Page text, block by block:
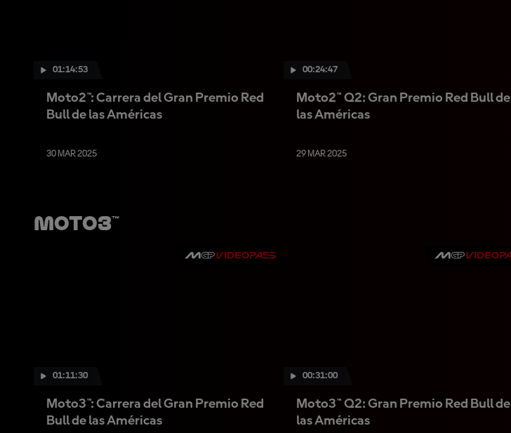
01:14:53
Moto2™: Carrera del Gran Premio Red
Bull de las Américas
30 MAR 2025
00:24:47
Moto2™ Q2: Gran Premio Red Bull de
las Américas
29 MAR 2025
Moto3™
01:11:30
Moto3™: Carrera del Gran Premio Red
Bull de las Américas
00:31:00
Moto3™ Q2: Gran Premio Red Bull de
las Américas